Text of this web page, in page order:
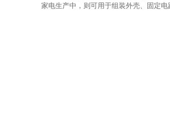
家电生产中，则可用于组装外壳、固定电